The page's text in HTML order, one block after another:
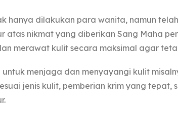
hanya dilakukan para wanita, namun
nikmat yang diberikan Sang Maha
merawat kulit secara maksimal agar
menjaga dan menyayangi kulit
jenis kulit, pemberian krim yang tepat,